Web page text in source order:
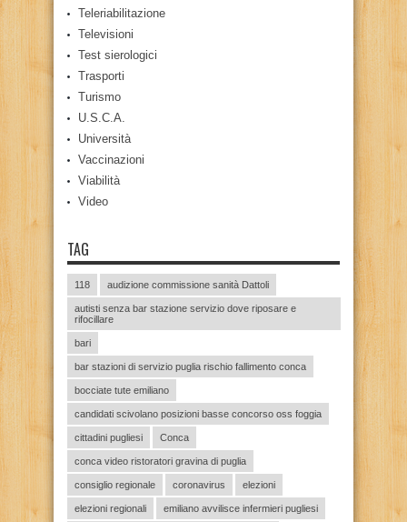
Teleriabilitazione
Televisioni
Test sierologici
Trasporti
Turismo
U.S.C.A.
Università
Vaccinazioni
Viabilità
Video
TAG
118 audizione commissione sanità Dattoli
autisti senza bar stazione servizio dove riposare e
rifocillare
bari
bar stazioni di servizio puglia rischio fallimento conca
bocciate tute emiliano
candidati scivolano posizioni basse concorso oss foggia
cittadini pugliesi Conca
conca video ristoratori gravina di puglia
consiglio regionale coronavirus elezioni
elezioni regionali emiliano avvilisce infermieri pugliesi